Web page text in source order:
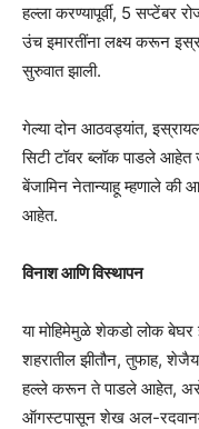
हल्ला करण्यापूर्वी, 5 सप्टेंबर
उंच इमारतींना लक्ष्य करून
सुरुवात झाली.
गेल्या दोन आठवड्यांत,
सिटी टॉवर ब्लॉक पाडले आहेत
बेंजामिन नेतान्याहू म्हणाले की
आहेत.
विनाश आणि विस्थापन
या मोहिमेमुळे शेकडो लोक
शहरातील झीतौन, तुफाह,
हल्ले करून ते पाडले आहेत, असे
ऑगस्टपासून शेख अल-